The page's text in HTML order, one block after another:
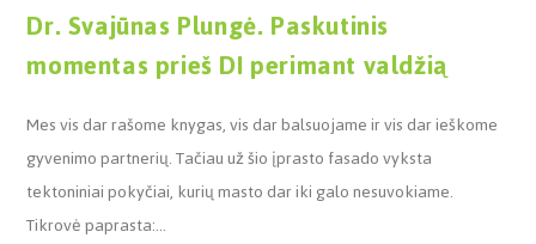
Dr. Svajūnas Plungė. Paskutinis
momentas prieš DI perimant valdžią
Mes vis dar rašome knygas, vis dar balsuojame ir vis dar ieškome
gyvenimo partnerių. Tačiau už šio įprasto fasado vyksta
tektoniniai pokyčiai, kurių masto dar iki galo nesuvokiame.
Tikrovė paprasta:…